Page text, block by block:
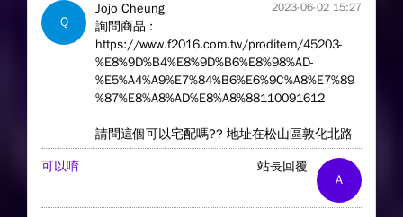
Q
Jojo Cheung 2023-06-02 15:27
詢問商品 :
https://www.f2016.com.tw/proditem/45203-
%E8%9D%B4%E8%9D%B6%E8%98%AD-
%E5%A4%A9%E7%84%B6%E6%9C%A8%E7%89
%87%E8%A8%AD%E8%A8%88110091612
請問這個可以宅配嗎?? 地址在松山區敦化北路
A
站長回覆
可以唷